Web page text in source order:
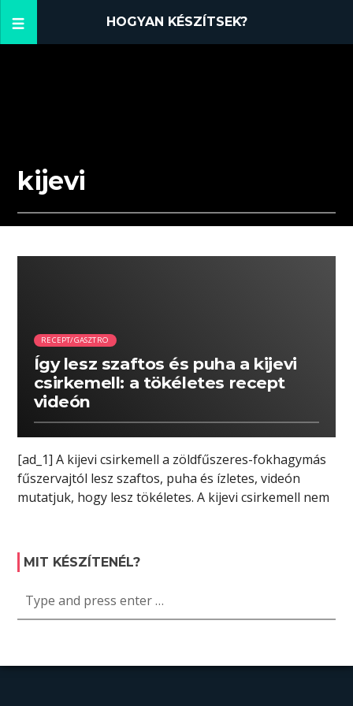
HOGYAN KÉSZÍTSEK?
kijevi
RECEPT/GASZTRO
Így lesz szaftos és puha a kijevi
csirkemell: a tökéletes recept
videón
[ad_1] A kijevi csirkemell a zöldfűszeres-fokhagymás
fűszervajtól lesz szaftos, puha és ízletes, videón
mutatjuk, hogy lesz tökéletes. A kijevi csirkemell nem
MIT KÉSZÍTENÉL?